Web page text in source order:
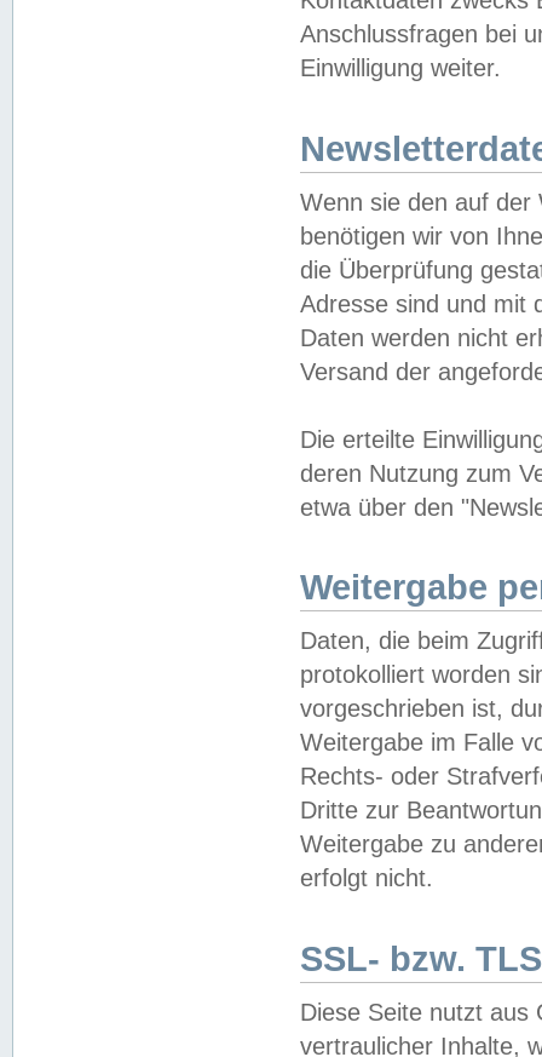
Anschlussfragen bei
Einwilligung weiter.
Wenn sie den auf der
benötigen wir von
die Überprüfung
Adresse sind und mit
Daten werden nicht
Versand der
Die erteilte
deren Nutzung zum
etwa über den
Weitergabe
Daten, die beim
protokolliert worden
vorgeschrieben ist,
Weitergabe im Falle
Rechts- oder
Dritte zur
Weitergabe zu
erfolgt nicht.
SSL- bzw.
Diese Seite nutzt aus
vertraulicher Inhalte,